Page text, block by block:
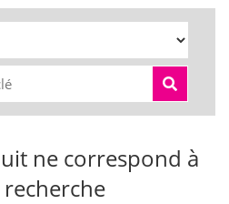
ne correspond à